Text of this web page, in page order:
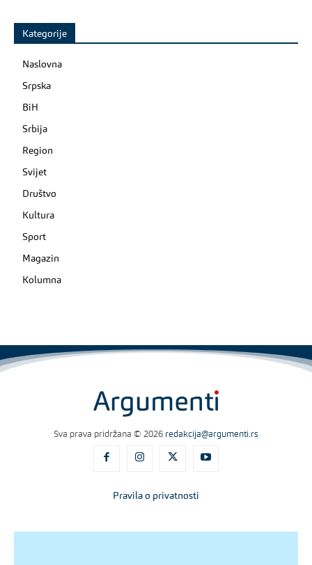
Kategorije
Naslovna
Srpska
BiH
Srbija
Region
Svijet
Društvo
Kultura
Sport
Magazin
Kolumna
Sva prava pridržana © 2026 redakcija@argumenti.rs
Pravila o privatnosti